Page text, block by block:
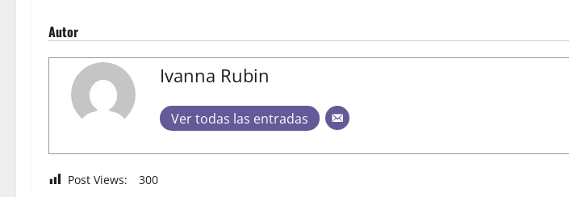
Autor
Ivanna Rubin
Ver todas las entradas
Post Views: 300